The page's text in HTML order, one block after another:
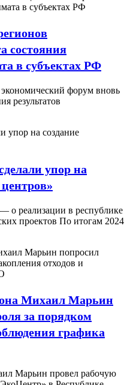
состояния
в субъектах РФ
форум вновь
результатов
упор на
о реализации в республике
проектов По итогам 2024
Михаил Марьин
за порядком
графика
Марьин провел рабочую